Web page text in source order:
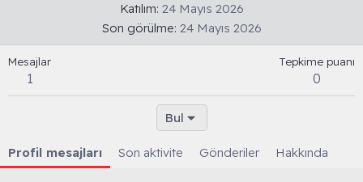
Katılım 24 Mayıs 2026
Son görülme 24 Mayıs 2026
Mesajlar
1
Tepkime puanı
0
Bul
Profil mesajları Son aktivite Gönderiler Hakkında